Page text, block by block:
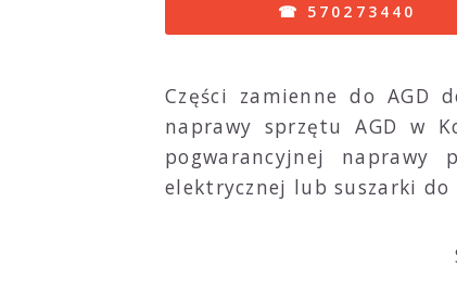
☎ 570273440
Części zamienne do AGD
naprawy sprzętu AGD w
pogwarancyjnej naprawy
elektrycznej lub suszarki do